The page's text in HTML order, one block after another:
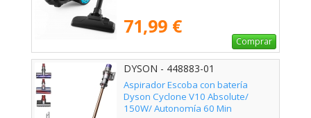
71,99 €
Comprar
DYSON - 448883-01
Aspirador Escoba con batería
Dyson Cyclone V10 Absolute/
150W/ Autonomía 60 Min